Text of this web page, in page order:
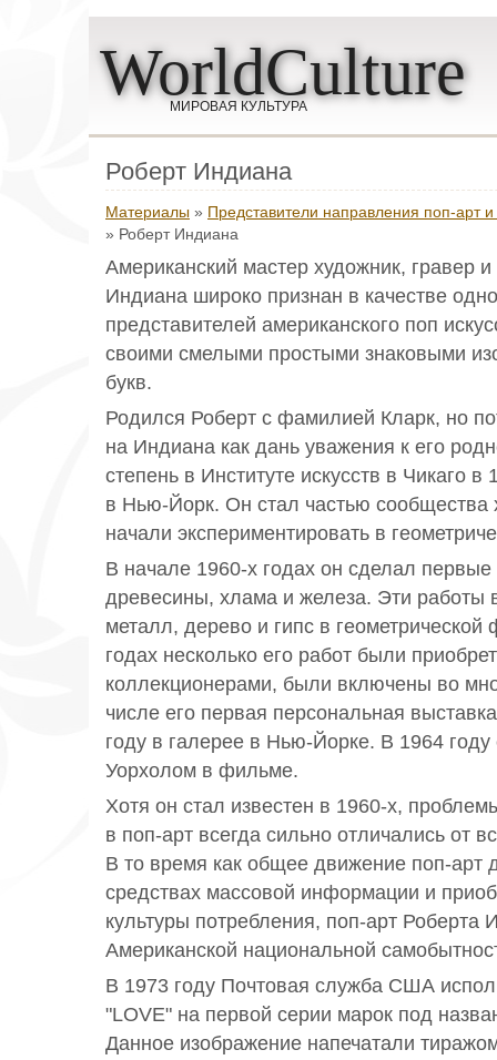
WorldCulture
МИРОВАЯ КУЛЬТУРА
Роберт Индиана
Материалы » Представители направления поп-арт
» Роберт Индиана
Американский мастер художник, гравер и
Индиана широко признан в качестве
представителей американского поп
своими смелыми простыми знаковыми
букв.
Родился Роберт с фамилией Кларк, но
на Индиана как дань уважения к его
степень в Институте искусств в Чикаго
в Нью-Йорк. Он стал частью сообщества
начали экспериментировать в
В начале 1960-х годах он сделал первые
древесины, хлама и железа. Эти работы
металл, дерево и гипс в
годах несколько его работ были
коллекционерами, были включены во
числе его первая персональная
году в галерее в Нью-Йорке. В 1964
Уорхолом в фильме.
Хотя он стал известен в 1960-х,
в поп-арт всегда сильно отличались от
В то время как общее движение поп-арт
средствах массовой информации и
культуры потребления, поп-арт
Американской национальной
В 1973 году Почтовая служба США
"LOVE" на первой серии марок под
Данное изображение напечатали